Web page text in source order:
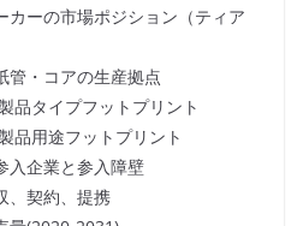
カーの市場ポジション（ティア
管・コアの生産拠点
品タイプフットプリント
品用途フットプリント
入企業と参入障壁
、契約、提携